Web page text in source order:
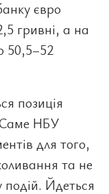
євро
гривні, а на
50,5–52
позиція
Саме НБУ
для того,
та не
подій. Йдеться